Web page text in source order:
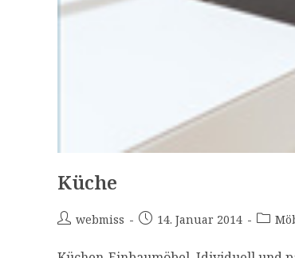
Küche
webmiss 14. Januar 2014